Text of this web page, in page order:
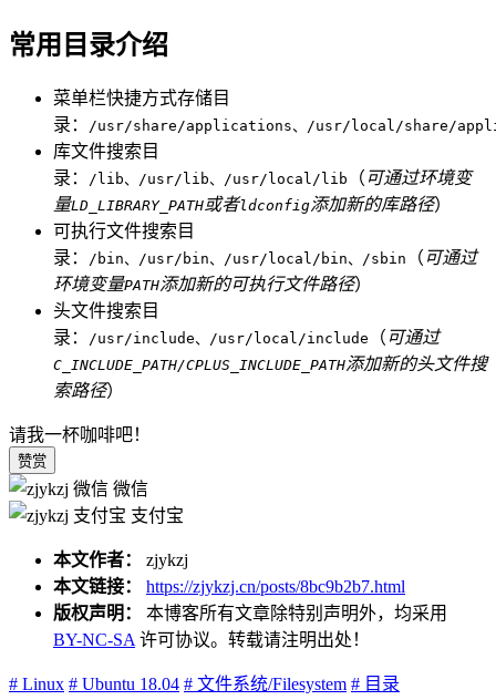
常用目录介绍
菜单栏快捷方式存储目
录：
/usr/share/applications、/usr/local/share/
库文件搜索目
录：
/lib、/usr/lib、/usr/local/lib （ 可通过环境变
量LD_LIBRARY_PATH或者ldconfig添加新的库路径）
可执行文件搜索目
录：
/bin、/usr/bin、/usr/local/bin、/sbin （ 可通过
环境变量PATH添加新的可执行文件路径）
头文件搜索目
录：
/usr/include、/usr/local/include （ 可通过
C_INCLUDE_PATH/CPLUS_INCLUDE_PATH添加新的头文件搜
索路径）
请我一杯咖啡吧！
赞赏
微信
支付宝
本文作者： zjykzj
本文链接：
https://zjykzj.cn/posts/8bc9b2b7.html
版权声明： 本博客所有文章除特别声明外，均采用
BY-NC-SA许可协议。转载请注明出处！
# Linux # Ubuntu 18.04 # 文件系统/Filesystem # 目录